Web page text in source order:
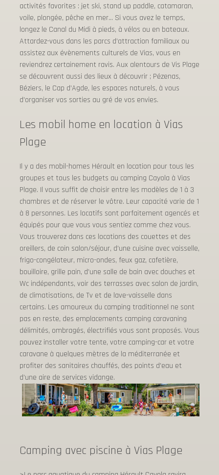
activités favorites : jet ski, stand up paddle, catamaran,
voile, plongée, pêche en mer… Si vous avez le temps,
longez le Canal du Midi à pieds, à vélos ou en bateaux.
Attardez-vous dans les parcs d’attraction familiaux ou
assistez aux évènements culturels de Vias, vous en
reviendrez certainement ravis. Aux alentours de Vis Plage
se découvrent aussi des lieux à découvrir ; Pézenas,
Béziers, le Cap d’Agde, les espaces naturels, à vous
d’organiser vos sorties au gré de vos envies.
Les mobil home en location à Vias
Plage
Il y a des mobil-homes Hérault en location pour tous les
groupes et tous les budgets au camping Cayola à Vias
Plage. Il vous suffit de choisir entre les modèles de 1 à 3
chambres et de réserver le vôtre. Leur capacité varie de 1
à 8 personnes. Les locatifs sont parfaitement agencés et
équipés pour que vous vous sentiez comme chez vous.
Vous trouverez dans ces locations des couettes et des
oreillers, de coin salon/séjour, d’une cuisine avec vaisselle,
frigo-congélateur, micro-ondes, feux gaz, cafetière,
bouilloire, grille pain, d’une salle de bain avec douches et
Wc indépendants, voir des terrasses avec salon de jardin,
de climatisations, de Tv et de lave-vaisselle dans
certains. Les amoureux du camping traditionnel ne sont
pas en reste, des emplacements camping caravaning
délimités, ombragés, électrifiés vous sont proposés. Vous
pouvez installer votre tente, votre camping-car et votre
caravane à quelques mètres de la méditerranée et
profiter des sanitaires chauffés, des points d’eau et
d’une aire de services vidange.
Camping avec piscine à Vias Plage